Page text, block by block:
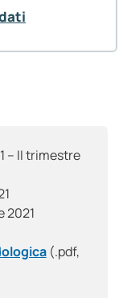
– II trimestre
2021
(.pdf,